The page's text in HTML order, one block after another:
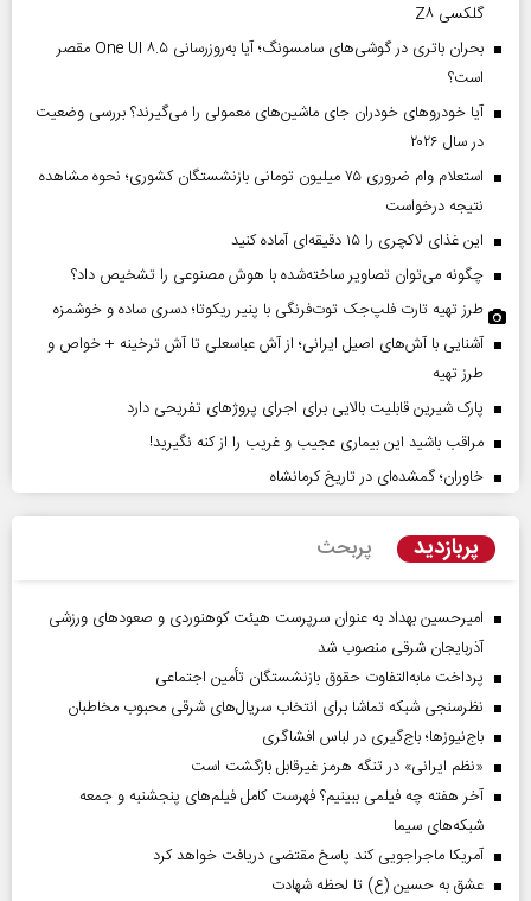
گلکسی Z۸
بحران باتری در گوشی‌های سامسونگ؛ آیا به‌روزرسانی One UI ۸.۵ مقصر
است؟
آیا خودروهای خودران جای ماشین‌های معمولی را می‌گیرند؟ بررسی وضعیت
در سال ۲۰۲۶
استعلام وام ضروری ۷۵ میلیون تومانی بازنشستگان کشوری؛ نحوه مشاهده
نتیجه درخواست
این غذای لاکچری را ۱۵ دقیقه‌ای آماده کنید
چگونه می‌توان تصاویر ساخته‌شده با هوش مصنوعی را تشخیص داد؟
طرز تهیه تارت فلپ‌جک توت‌فرنگی با پنیر ریکوتا؛ دسری ساده و خوشمزه
آشنایی با آش‌های اصیل ایرانی؛ از آش عباسعلی تا آش ترخینه + خواص و
طرز تهیه
پارک شیرین قابلیت‌ بالایی برای اجرای پروژهای تفریحی دارد
مراقب باشید این بیماری عجیب و غریب را از کنه نگیرید!
خاوران؛ گمشده‌ای در تاریخ کرمانشاه
پربازدید پربحث
امیرحسین بهداد به عنوان سرپرست هیئت کوهنوردی و صعودهای ورزشی
آذربایجان شرقی منصوب شد
پرداخت مابه‌التفاوت حقوق بازنشستگان تأمین اجتماعی
نظرسنجی شبکه تماشا برای انتخاب سریال‌های شرقی محبوب مخاطبان
باج‌نیوزها؛ باج‌گیری در لباس افشاگری
«نظم ایرانی» در تنگه هرمز غیرقابل بازگشت است
آخر هفته چه فیلمی ببینیم؟ فهرست کامل فیلم‌های پنجشنبه و جمعه
شبکه‌های سیما
آمریکا ماجراجویی کند پاسخ مقتضی دریافت خواهد کرد
عشق به حسین (ع) تا لحظه شهادت